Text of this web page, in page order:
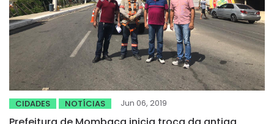
CIDADES NOTÍCIAS Jun 06, 2019